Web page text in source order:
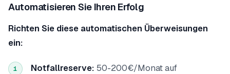
Automatisieren Sie Ihren Erfolg
Richten Sie diese automatischen Überweisungen
ein:
1 Notfallreserve: 50-200€/Monat auf